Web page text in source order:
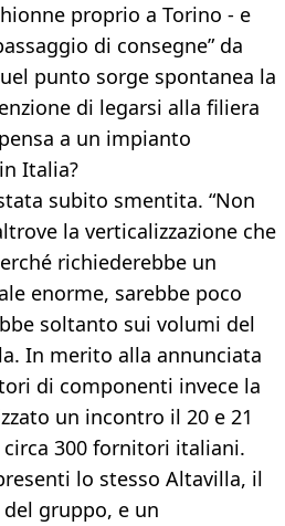
proprio a Torino - e
di consegne” da
punto sorge spontanea la
di legarsi alla filiera
a un impianto
Italia?
subito smentita. “Non
la verticalizzazione che
richiederebbe un
enorme, sarebbe poco
soltanto sui volumi del
In merito alla annunciata
di componenti invece la
un incontro il 20 e 21
300 fornitori italiani.
lo stesso Altavilla, il
gruppo, e un